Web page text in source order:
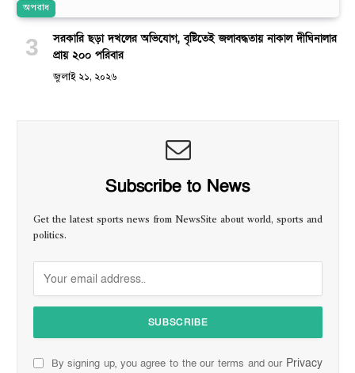
অপরাধ
সরকারি ছড়া দখলের অভিযোগ, বৃষ্টিতেই জলাবদ্ধতায় নাকাল দীঘিনালার
প্রায় ২০০ পরিবার
জুলাই ২১, ২০২৬
Subscribe to News
Get the latest sports news from NewsSite about world, sports and
politics.
By signing up, you agree to the our terms and our Privacy